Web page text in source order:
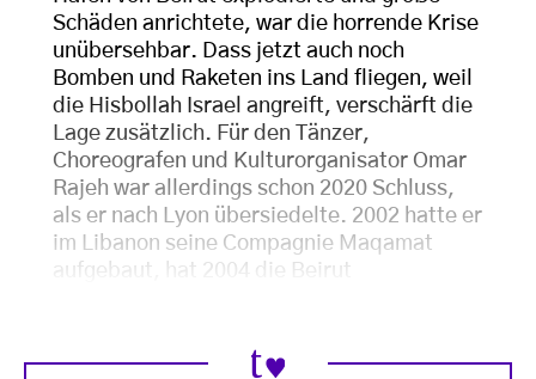
Schäden anrichtete, war die horrende Krise
unübersehbar. Dass jetzt auch noch
Bomben und Raketen ins Land fliegen, weil
die Hisbollah Israel angreift, verschärft die
Lage zusätzlich. Für den Tänzer,
Choreografen und Kulturorganisator Omar
Rajeh war allerdings schon 2020 Schluss,
als er nach Lyon übersiedelte. 2002 hatte er
im Libanon seine Compagnie Maqamat
aufgebaut, hat 2004 die Beirut